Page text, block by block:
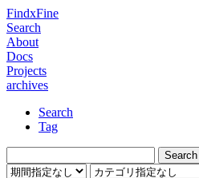
FindxFine
Search
About
Docs
Projects
archives
Search
Tag